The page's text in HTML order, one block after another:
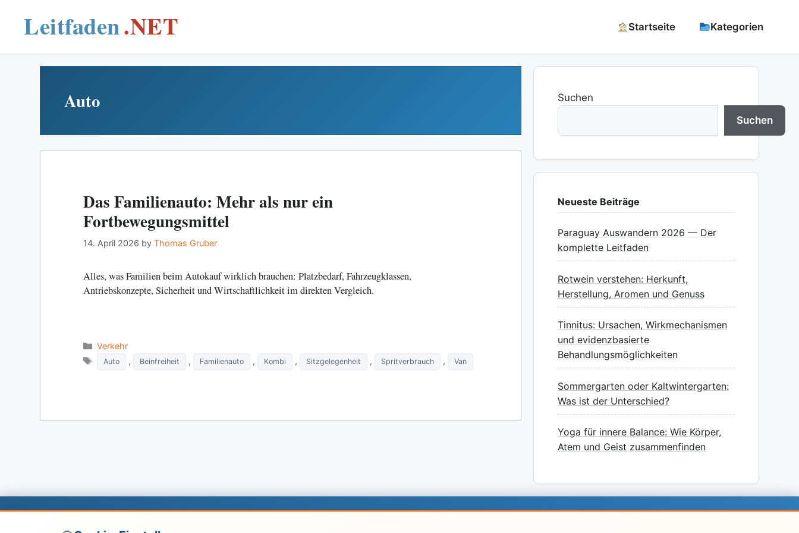
content
Startseite Kategorien
Auto
Das Familienauto: Mehr als nur ein
Fortbewegungsmittel
14. April 2026 byThomas Gruber
Alles, was Familien beim Autokauf wirklich brauchen: Platzbedarf, Fahrzeugklassen,
Antriebskonzepte, Sicherheit und Wirtschaftlichkeit im direkten Vergleich.
Categories
Verkehr
Tags
Auto , Beinfreiheit , Familienauto , Kombi , Sitzgelegenheit , Spritverbrauch , Van
Suchen
Suchen
Neueste Beiträge
Paraguay Auswandern 2026 — Der
komplette Leitfaden
Rotwein verstehen: Herkunft,
Herstellung, Aromen und Genuss
Tinnitus: Ursachen, Wirkmechanismen
und evidenzbasierte
Behandlungsmöglichkeiten
Sommergarten oder Kaltwintergarten:
Was ist der Unterschied?
Yoga für innere Balance: Wie Körper,
Atem und Geist zusammenfinden